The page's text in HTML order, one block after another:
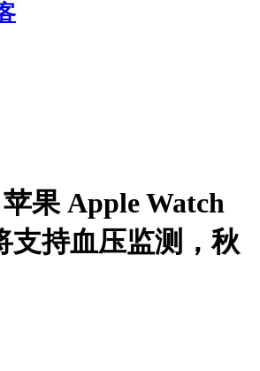
果 Apple Watch
支持血压监测，秋